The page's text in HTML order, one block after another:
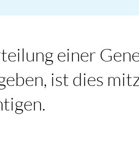
einer
ist dies